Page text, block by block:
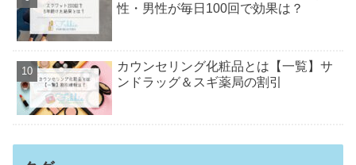
性・男性が毎日100回で効果は？
カウンセリング化粧品とは【一覧】サ
ンドラッグ＆スギ薬局の割引